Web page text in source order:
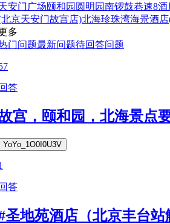
安门广场颐和园 圆明园南锣鼓巷速8
北京天安门故宫店)北海珍珠湾海景酒
多
门问题最新问题待回答问题
回答
宫，颐和园，北海景点
YoYo_1O0I0U3V
回答
圣地苑酒店（北京丰台